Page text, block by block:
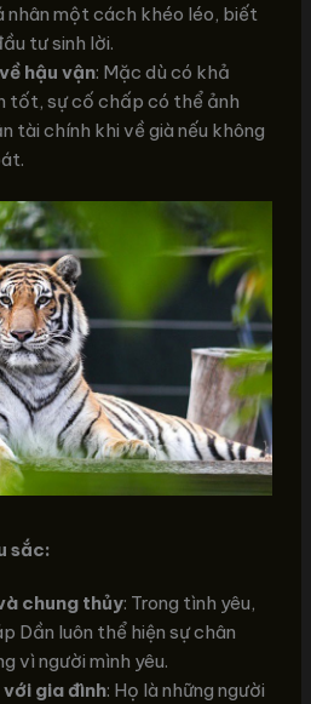
nhân một cách khéo léo, biết
tư sinh lời.
hậu vận: Mặc dù có khả
tốt, sự cố chấp có thể ảnh
tài chính khi về già nếu không
sắc:
chung thủy: Trong tình yêu,
Dần luôn thể hiện sự chân
vì người mình yêu.
gia đình: Họ là những người